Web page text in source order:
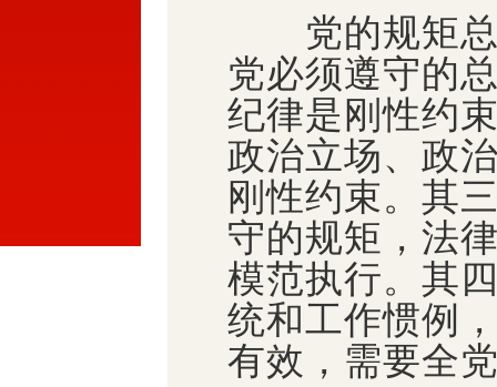
党的规矩总
党必须遵守的
纪律是刚性约
政治立场、政
刚性约束。其
守的规矩，法
模范执行。其
统和工作惯例
有效，需要全